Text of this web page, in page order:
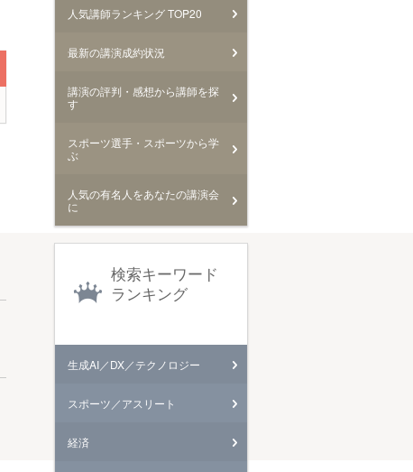
人気講師ランキング TOP20
最新の講演成約状況
講演の評判・感想から講師を探
す
スポーツ選手・スポーツから学
ぶ
人気の有名人をあなたの講演会
に
検索キーワード
ランキング
生成AI／DX／テクノロジー
スポーツ／アスリート
経済